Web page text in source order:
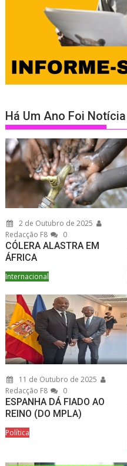
Há Um Ano Foi Notícia
2 de Outubro de 2025
Redacção F8
0
CÓLERA ALASTRA EM
ÁFRICA
Internacional
11 de Outubro de 2025
Redacção F8
0
ESPANHA DÁ FIADO AO
REINO (DO MPLA)
Política